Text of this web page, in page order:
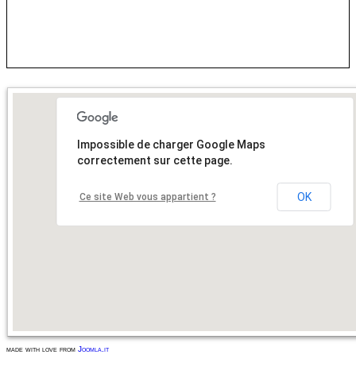
Impossible de charger Google Maps
correctement sur cette page.
Ce site Web vous appartient ? OK
made with love from Joomla.it